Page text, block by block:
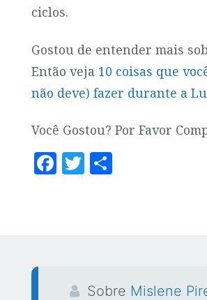
ciclos.
Gostou de entender mais
Então veja 10 coisas que
não deve) fazer durante a
Você Gostou? Por Favor
F T S
Sobre Mislene